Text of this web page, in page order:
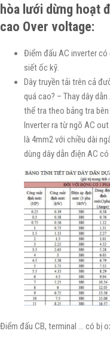
hòa lưới dừng hoạt
cao Over voltage:
Điểm đấu AC inverter
siết ốc kỹ.
Dây truyền tải trên cả
quá cao? – Thay dây
thể tra theo bảng tra
Inverter ra từ ngõ AC
là 4mm2 với chiều dài
dùng dây dẫn điện AC
Điểm đấu CB, terminal … có bị